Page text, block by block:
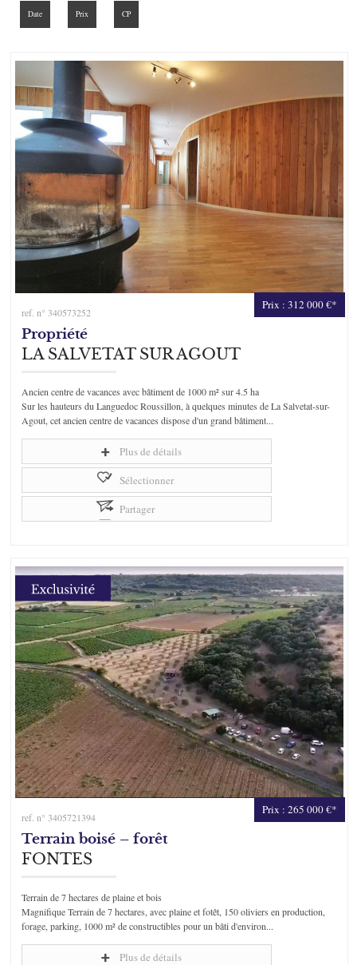
Facebook
Date Prix CP
Prix : 312 000 €*
ref. n° 340573252
Propriété
LA SALVETAT SUR AGOUT
Ancien centre de vacances avec bâtiment de 1000 m² sur 4.5 ha
Sur les hauteurs du Languedoc Roussillon, à quelques minutes de La Salvetat-sur-
Agout, cet ancien centre de vacances dispose d'un grand bâtiment...
Plus de détails
Sélectionner
Partager
Prix : 265 000 €*
ref. n° 3405721394
Terrain boisé – forêt
FONTES
Terrain de 7 hectares de plaine et bois
Magnifique Terrain de 7 hectares, avec plaine et fotêt, 150 oliviers en production,
forage, parking, 1000 m² de constructibles pour un bâti d'environ...
Plus de détails